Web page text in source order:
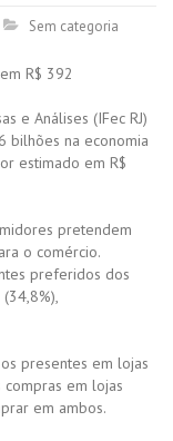
Sem categoria
R$ 392
e Análises (IFec RJ)
bilhões na economia
estimado em R$
pretendem
o comércio.
preferidos dos
presentes em lojas
em lojas
em ambos.